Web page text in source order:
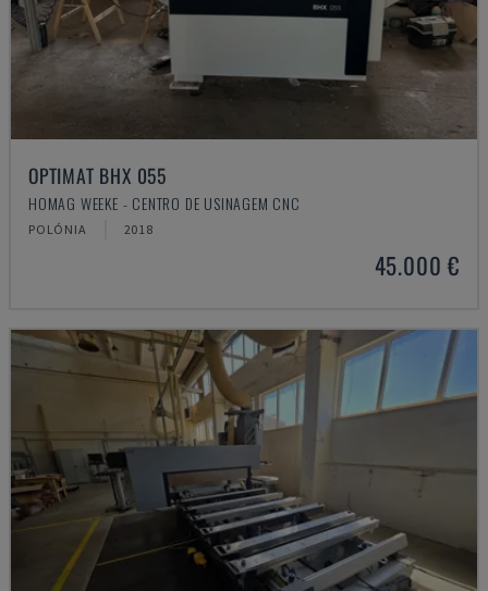
OPTIMAT BHX 055
HOMAG WEEKE - CENTRO DE USINAGEM CNC
POLÓNIA 2018
45.000 €